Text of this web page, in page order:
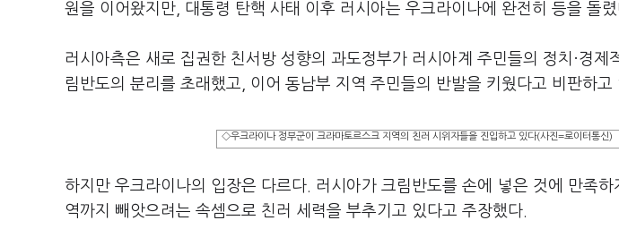
원을 이어왔지만, 대통령 탄핵 사태 이후 러시아는 우크라이나에 완전히 등을 돌렸
러시아측은 새로 집권한 친서방 성향의 과도정부가 러시아계 주민들의 정치·경제
림반도의 분리를 초래했고, 이어 동남부 지역 주민들의 반발을 키웠다고 비판하고
◇우크라이나 정부군이 크라마토르스크 지역의 친러 시위자들을 진입하고 있다(사진=로이터통신)
하지만 우크라이나의 입장은 다르다. 러시아가 크림반도를 손에 넣은 것에 만족하
역까지 빼앗으려는 속셈으로 친러 세력을 부추기고 있다고 주장했다.